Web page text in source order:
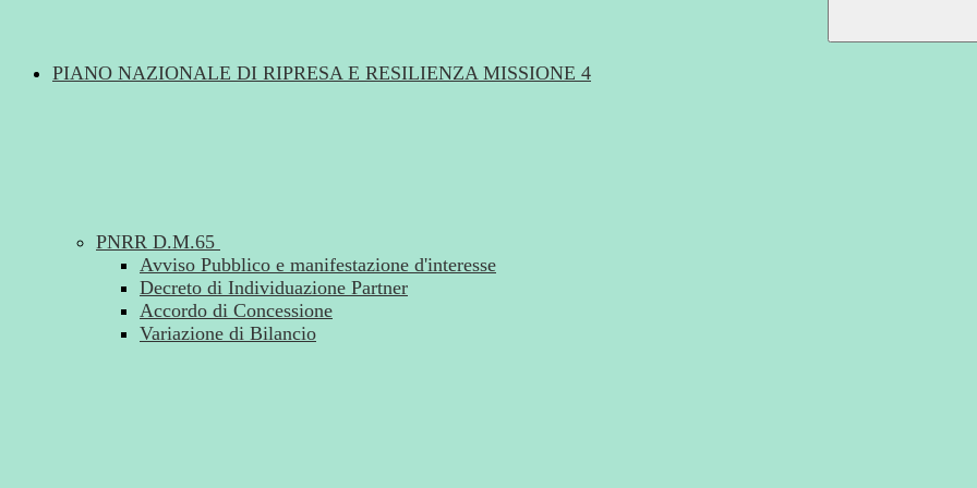
PIANO NAZIONALE DI RIPRESA E RESILIENZA MISSIONE 4
PNRR D.M.65
Avviso Pubblico e manifestazione d'interesse
Decreto di Individuazione Partner
Accordo di Concessione
Variazione di Bilancio